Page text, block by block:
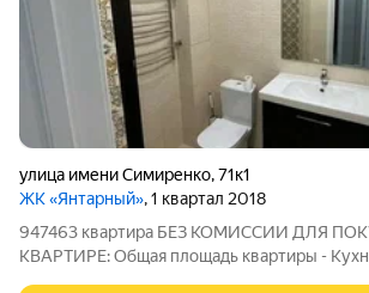
улица имени Симиренко,71к1
ЖК «Янтарный», 1 квартал 2018
947463 квартира БЕЗ КОМИССИИ ДЛЯ
КВАРТИРЕ: Общая площадь квартиры - Кухня - кв.м, комнаты-